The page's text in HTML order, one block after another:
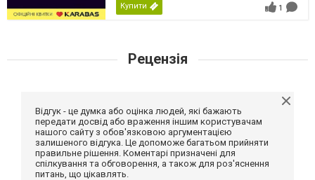
Купити 1
Рецензія
Відгук - це думка або оцінка людей, які бажають
передати досвід або враження іншим користувачам
нашого сайту з обов'язковою аргументацією
залишеного відгука. Це допоможе багатьом прийняти
правильне рішення. Коментарі призначені для
спілкування та обговорення, а також для роз'яснення
питань, що цікавлять.